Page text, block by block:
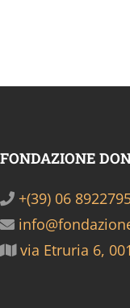
FONDAZIONE
+(39) 06
via Etruria 6,